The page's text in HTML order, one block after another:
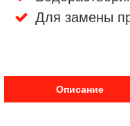
Для замены
Описание